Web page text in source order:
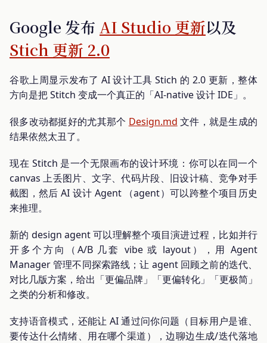
Google 发布 AI Studio 更新以及
Stich 更新 2.0
谷歌上周显示发布了 AI 设计工具 Stich 的 2.0 更新，整体
方向是把 Stitch 变成一个真正的「AI-native 设计 IDE」。
很多改动都挺好的尤其那个 Design.md 文件，就是生成的
结果依然太丑了。
现在 Stitch 是一个无限画布的设计环境：你可以在同一个
canvas 上丢图片、文字、代码片段、旧设计稿、竞争对手
截图，然后 AI 设计 Agent （agent）可以跨整个项目历史
来推理。
新的 design agent 可以理解整个项目演进过程，比如并行
开多个方向（A/B 几套 vibe 或 layout），用 Agent
Manager 管理不同探索路线；让 agent 回顾之前的迭代、
对比几版方案，给出「更偏品牌」「更偏转化」「更极简」
之类的分析和修改。
支持语音模式，还能让 AI 通过问你问题（目标用户是谁、
要传达什么情绪、用在哪个渠道），边聊边生成/迭代落地